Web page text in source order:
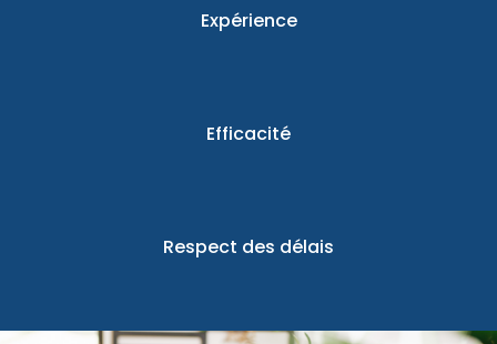
Expérience
Efficacité
Respect des délais